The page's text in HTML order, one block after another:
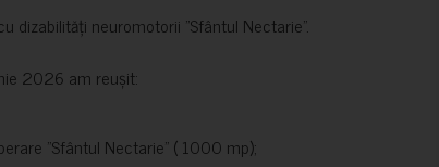
dizabilități neuromotorii ”Sfântul Nectarie”.
2026 am reușit:
”Sfântul Nectarie” ( 1000 mp);